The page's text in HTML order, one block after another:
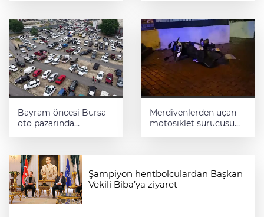
Bayram öncesi Bursa
oto pazarında
Merdivenlerden uçan
motosiklet sürücüsü
Şampiyon hentbolculardan Başkan
Vekili Biba’ya ziyaret